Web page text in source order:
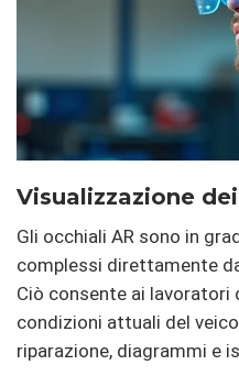
Visualizzazione
Gli occhiali AR sono in
complessi direttamente
Ciò consente ai lavoratori
condizioni attuali del
riparazione, diagrammi e